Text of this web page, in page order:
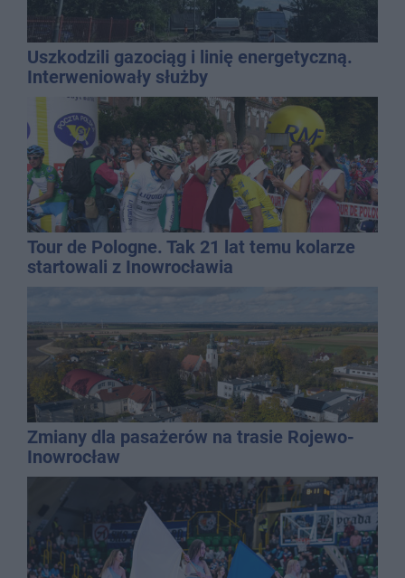
Uszkodzili gazociąg i linię energetyczną.
Interweniowały służby
Tour de Pologne. Tak 21 lat temu kolarze
startowali z Inowrocławia
Zmiany dla pasażerów na trasie Rojewo-
Inowrocław